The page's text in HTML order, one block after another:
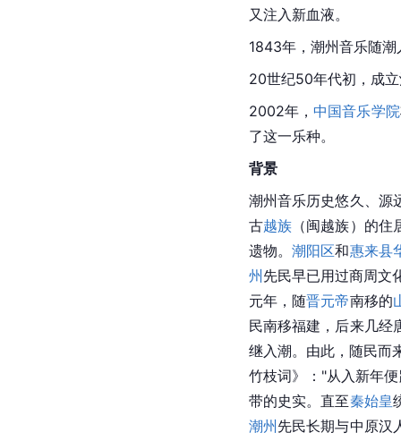
又注入新血液。
1843年，潮州音乐随潮
20世纪50年代初，成
2002年，中国音乐学院
了这一乐种。
背景
潮州音乐历史悠久、源
古越族 （闽越族）的
遗物。潮阳区和惠来县
州 先民早已用过商周文
元年，随晋元帝南移的
民南移福建，后来几经
继入潮。由此，随民而
竹枝词》："从入新年
带的史实。直至秦始皇
潮州 先民长期与中原汉